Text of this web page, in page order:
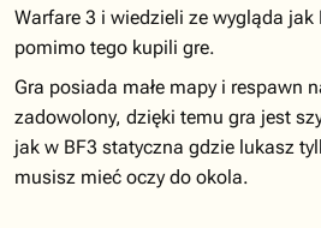
Warfare 3 i wiedzieli ze wygląda jak
pomimo tego kupili gre.
Gra posiada małe mapy i respawn
zadowolony, dzięki temu gra jest
jak w BF3 statyczna gdzie lukasz
musisz mieć oczy do okola.